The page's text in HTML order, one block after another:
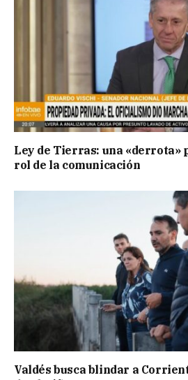
Ley de Tierras: una «derrota»
rol de la comunicación
Valdés busca blindar a